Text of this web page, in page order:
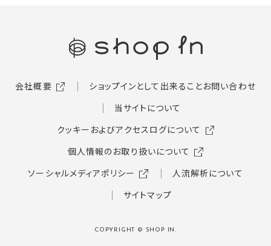
会社概要 ショップインとして出来ることお問い合わせ
当サイトについて
クッキーおよびアクセスログについて
個人情報のお取り扱いについて
ソーシャルメディアポリシー
人流解析について
サイトマップ
COPYRIGHT © SHOP IN.